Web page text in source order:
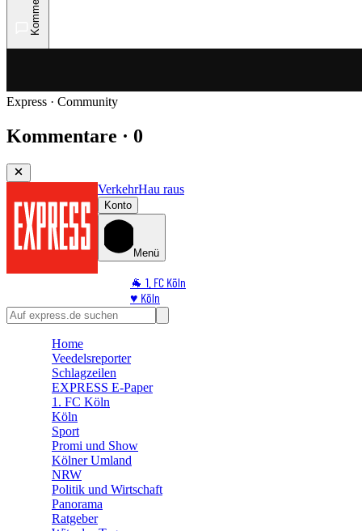
Express · Community
Kommentare · 0
VerkehrHau raus
Konto
Menü
🐐 1. FC Köln
♥️ Köln
⭐ Promi
🛒 Shoppingwelt
Home
Veedelsreporter
Schlagzeilen
EXPRESS E-Paper
1. FC Köln
Köln
Sport
Promi und Show
Kölner Umland
NRW
Politik und Wirtschaft
Panorama
Ratgeber